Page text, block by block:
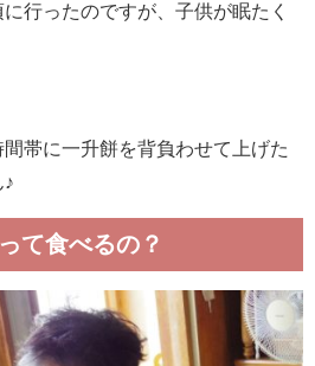
行ったのですが、子供が眠たく
帯に一升餅を背負わせて上げた
て食べるの？